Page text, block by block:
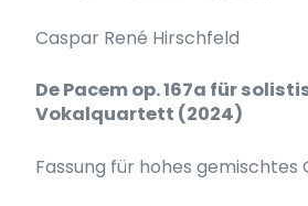
Caspar René Hirschfeld
De Pacem op. 167a für
Vokalquartett (2024)
Fassung für hohes